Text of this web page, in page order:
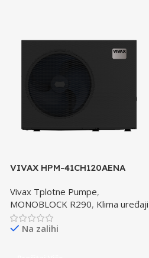
VIVAX HPM-41CH120AENA
VISOKOTEMPERATURNA
Vivax Tplotne Pumpe,
MONOBLOCK R290, Klima uređaji
Na zalihi